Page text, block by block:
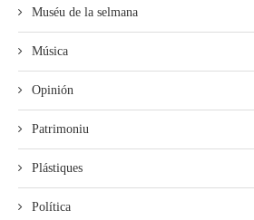
Muséu de la selmana
Música
Opinión
Patrimoniu
Plástiques
Política